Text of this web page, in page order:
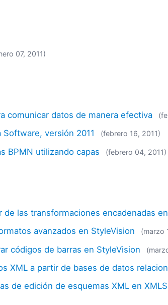
07, 2011)
comunicar datos de manera efectiva
versión 2011 (febrero 16, 2011)
BPMN utilizando capas (febrero 04, 2011)
de las transformaciones encadenadas
avanzados en StyleVision (marzo
códigos de barras en StyleVision
XML a partir de bases de datos
de edición de esquemas XML en